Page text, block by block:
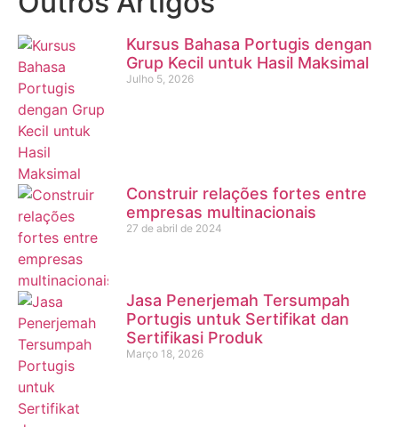
Kursus Bahasa Portugis dengan
Grup Kecil untuk Hasil Maksimal
Julho 5, 2026
Construir relações fortes entre
empresas multinacionais
27 de abril de 2024
Jasa Penerjemah Tersumpah
Portugis untuk Sertifikat dan
Sertifikasi Produk
Março 18, 2026